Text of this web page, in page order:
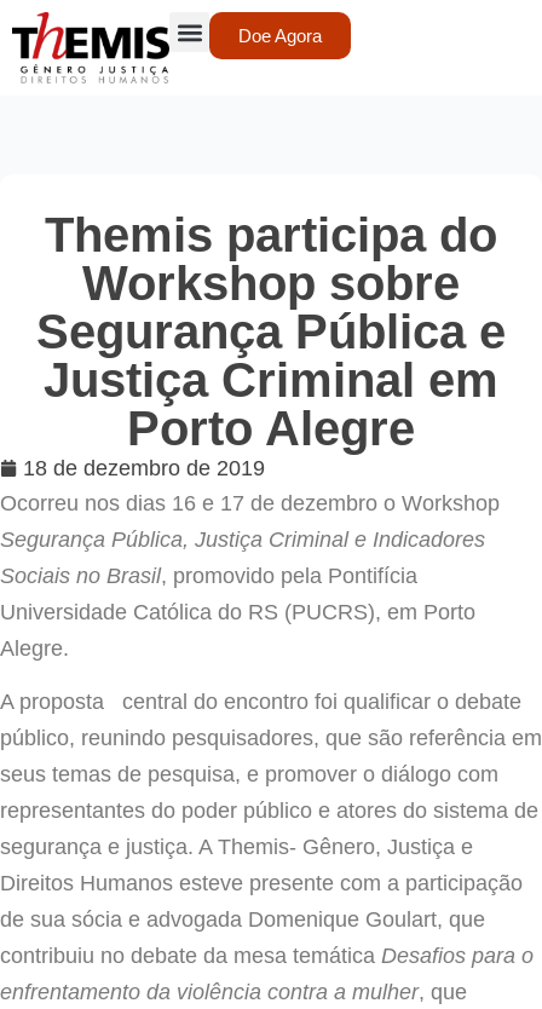
Doe Agora
Themis participa do
Workshop sobre
Segurança Pública e
Justiça Criminal em
Porto Alegre
18 de dezembro de 2019
Ocorreu nos dias 16 e 17 de dezembro o Workshop
Segurança Pública, Justiça Criminal e Indicadores
Sociais no Brasil, promovido pela Pontifícia
Universidade Católica do RS (PUCRS), em Porto
Alegre.
A proposta central do encontro foi qualificar o debate
público, reunindo pesquisadores, que são referência em
seus temas de pesquisa, e promover o diálogo com
representantes do poder público e atores do sistema de
segurança e justiça. A Themis- Gênero, Justiça e
Direitos Humanos esteve presente com a participação
de sua sócia e advogada Domenique Goulart, que
contribuiu no debate da mesa temática Desafios para o
enfrentamento da violência contra a mulher, que